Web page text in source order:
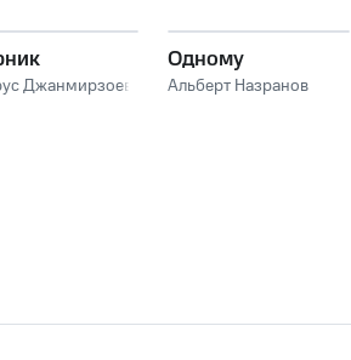
Джанмирзоев
Одному
Альберт Назранов